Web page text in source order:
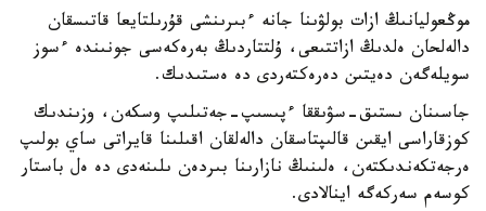
موڭعوليانىڭ ازات بولۋىنا جانە ءبىرىنشى قۇرىلتايعا قاتىسقان
دالەلحان ەلدىڭ ازاتتىعى، ۇلتتاردىڭ بەرەكەسى جونىندە ءسوز
سويلەگەن دەيتىن دەرەكتەردى دە ەستىدىك.
جاسىنان ىستىق-سۋىققا ءپىسىپ-جەتىلىپ وسكەن، وزىندىك
كوزقاراسى ايقىن قالىپتاسقان دالەلقان اقىلىنا قايراتى ساي بولىپ
ەرجەتكەندىكتەن، ەلىنىڭ نازارىنا بىردەن ىلىنەدى دە ەل باستار
كوسەم سەركەگە اينالادى.